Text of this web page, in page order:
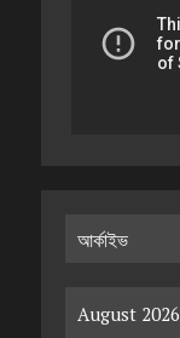
আর্কাইভ
August 2026